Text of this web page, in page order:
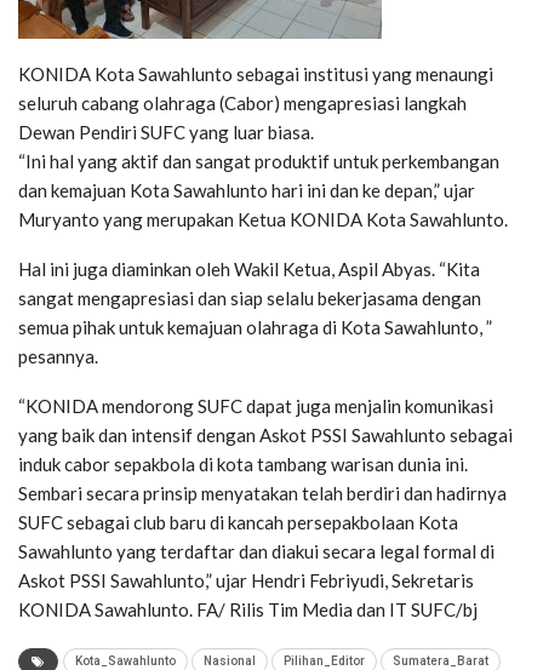
KONIDA Kota Sawahlunto sebagai institusi yang menaungi
seluruh cabang olahraga (Cabor) mengapresiasi langkah
Dewan Pendiri SUFC yang luar biasa.
“Ini hal yang aktif dan sangat produktif untuk perkembangan
dan kemajuan Kota Sawahlunto hari ini dan ke depan,” ujar
Muryanto yang merupakan Ketua KONIDA Kota Sawahlunto.
Hal ini juga diaminkan oleh Wakil Ketua, Aspil Abyas. “Kita
sangat mengapresiasi dan siap selalu bekerjasama dengan
semua pihak untuk kemajuan olahraga di Kota Sawahlunto, ”
pesannya.
“KONIDA mendorong SUFC dapat juga menjalin komunikasi
yang baik dan intensif dengan Askot PSSI Sawahlunto sebagai
induk cabor sepakbola di kota tambang warisan dunia ini.
Sembari secara prinsip menyatakan telah berdiri dan hadirnya
SUFC sebagai club baru di kancah persepakbolaan Kota
Sawahlunto yang terdaftar dan diakui secara legal formal di
Askot PSSI Sawahlunto,” ujar Hendri Febriyudi, Sekretaris
KONIDA Sawahlunto. FA/ Rilis Tim Media dan IT SUFC/bj
Kota_Sawahlunto Nasional Pilihan_Editor Sumatera_Barat